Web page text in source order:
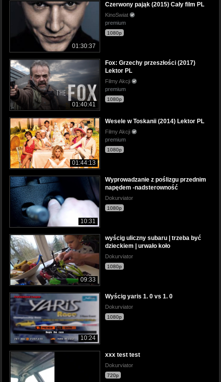
01:30:37
Czerwony pająk (2015) Cały film PL
KinoSwiat
premium
1080p
01:40:41
Fox: Grzechy przeszłości (2017)
Lektor PL
Filmy Akcji
premium
1080p
01:44:13
Wesele w Toskanii (2014) Lektor PL
Filmy Akcji
premium
1080p
10:31
Wyprowadzanie z poślizgu przednim
napędem -nadsterowność
Dokurviator
1080p
09:33
wyścig uliczny subaru | trzeba być
dzieckiem | urwało koło
Dokurviator
1080p
10:24
Wyścig yaris 1. 0 vs 1. 0
Dokurviator
1080p
xxx test test
Dokurviator
720p